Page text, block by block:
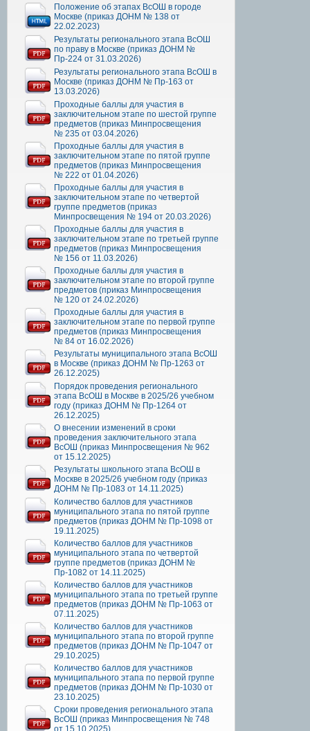
Положение об этапах ВсОШ в городе
Москве (приказ ДОНМ № 138 от
22.02.2023)
Результаты регионального этапа ВсОШ
по праву в Москве (приказ ДОНМ №
Пр-224 от 31.03.2026)
Результаты регионального этапа ВсОШ в
Москве (приказ ДОНМ № Пр-163 от
13.03.2026)
Проходные баллы для участия в
заключительном этапе по шестой группе
предметов (приказ Минпросвещения
№ 235 от 03.04.2026)
Проходные баллы для участия в
заключительном этапе по пятой группе
предметов (приказ Минпросвещения
№ 222 от 01.04.2026)
Проходные баллы для участия в
заключительном этапе по четвертой
группе предметов (приказ
Минпросвещения № 194 от 20.03.2026)
Проходные баллы для участия в
заключительном этапе по третьей группе
предметов (приказ Минпросвещения
№ 156 от 11.03.2026)
Проходные баллы для участия в
заключительном этапе по второй группе
предметов (приказ Минпросвещения
№ 120 от 24.02.2026)
Проходные баллы для участия в
заключительном этапе по первой группе
предметов (приказ Минпросвещения
№ 84 от 16.02.2026)
Результаты муниципального этапа ВсОШ
в Москве (приказ ДОНМ № Пр-1263 от
26.12.2025)
Порядок проведения регионального
этапа ВсОШ в Москве в 2025/26 учебном
году (приказ ДОНМ № Пр-1264 от
26.12.2025)
О внесении изменений в сроки
проведения заключительного этапа
ВсОШ (приказ Минпросвещения № 962
от 15.12.2025)
Результаты школьного этапа ВсОШ в
Москве в 2025/26 учебном году (приказ
ДОНМ № Пр-1083 от 14.11.2025)
Количество баллов для участников
муниципального этапа по пятой группе
предметов (приказ ДОНМ № Пр-1098 от
19.11.2025)
Количество баллов для участников
муниципального этапа по четвертой
группе предметов (приказ ДОНМ №
Пр-1082 от 14.11.2025)
Количество баллов для участников
муниципального этапа по третьей группе
предметов (приказ ДОНМ № Пр-1063 от
07.11.2025)
Количество баллов для участников
муниципального этапа по второй группе
предметов (приказ ДОНМ № Пр-1047 от
29.10.2025)
Количество баллов для участников
муниципального этапа по первой группе
предметов (приказ ДОНМ № Пр-1030 от
23.10.2025)
Сроки проведения регионального этапа
ВсОШ (приказ Минпросвещения № 748
от 15.10.2025)